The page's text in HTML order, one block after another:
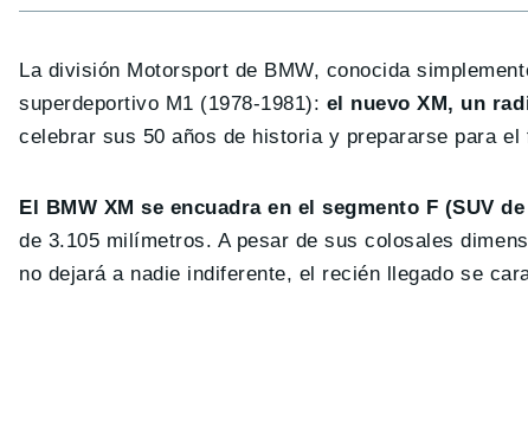
La división Motorsport de BMW, conocida
superdeportivo M1 (1978-1981): el nuevo XM, un
celebrar sus 50 años de historia y prepararse para
El BMW XM se encuadra en el segmento F (SUV
de 3.105 milímetros. A pesar de sus colosales
no dejará a nadie indiferente, el recién llegado se